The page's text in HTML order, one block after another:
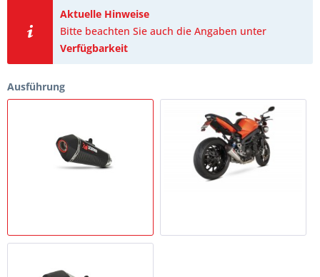
Aktuelle Hinweise
Bitte beachten Sie auch die Angaben unter
Verfügbarkeit
Ausführung